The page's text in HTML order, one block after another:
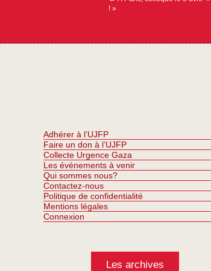
! »
Adhérer à l’UJFP
Faire un don à l’UJFP
Collecte Urgence Gaza
Les événements à venir
Qui sommes nous?
Contactez-nous
Politique de confidentialité
Mentions légales
Connexion
Les archives